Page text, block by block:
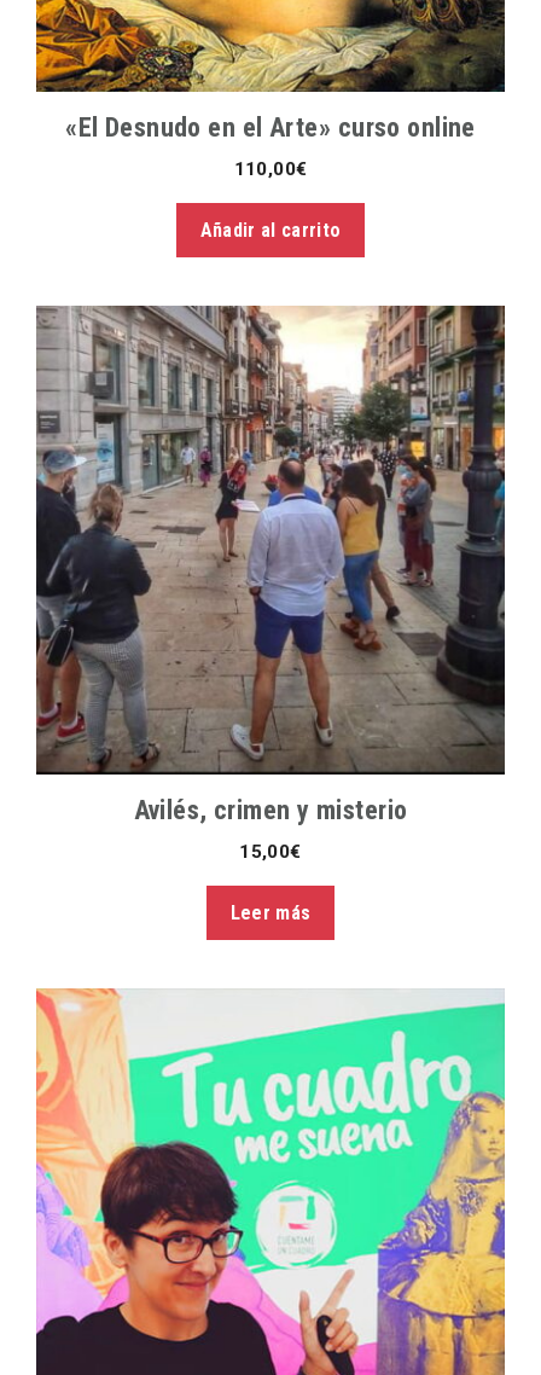
«El Desnudo en el Arte» curso online
110,00€
Añadir al carrito
Avilés, crimen y misterio
15,00€
Leer más